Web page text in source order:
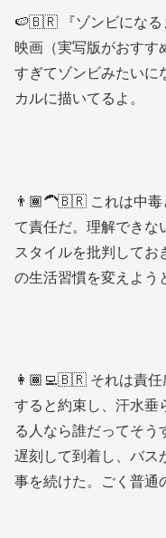
🍉🇧🇷 『ゾンビになる
映画（実写版がおすす
すぎてゾンビみたいに
カルに描いてるよ。
👨🏾‍🦱🇧🇷 これは中毒
て責任だ。理解できな
スタイルを批判してお
の生活習慣を変えよう
👩🏾‍💻🇧🇷 それは責任
すると約束し、汗水垂
る人なら誰だってそう
遅刻して到着し、バス
事を続けた。ごく普通